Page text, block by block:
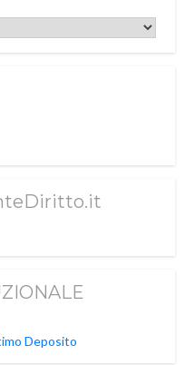
Deposito